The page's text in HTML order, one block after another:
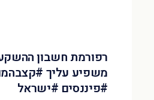
רפורמת חשבון
משפיע עליך
#פיננסים #ישראל